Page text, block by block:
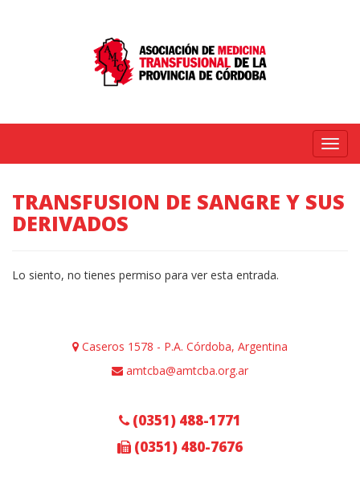
Menú
TRANSFUSION DE SANGRE Y SUS
DERIVADOS
Lo siento, no tienes permiso para ver esta entrada.
Caseros 1578 - P.A. Córdoba, Argentina
amtcba@amtcba.org.ar
(0351) 488-1771
(0351) 480-7676